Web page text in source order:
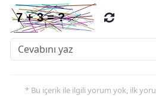
* Bu içerik ile ilgili yorum yok, ilk